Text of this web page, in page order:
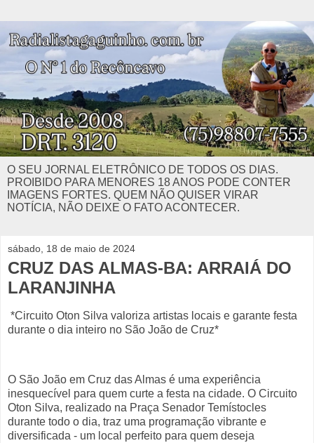
O SEU JORNAL ELETRÔNICO DE TODOS OS DIAS.
PROIBIDO PARA MENORES 18 ANOS PODE CONTER
IMAGENS FORTES. QUEM NÃO QUISER VIRAR
NOTÍCIA, NÃO DEIXE O FATO ACONTECER.
sábado, 18 de maio de 2024
CRUZ DAS ALMAS-BA: ARRAIÁ DO
LARANJINHA
*Circuito Oton Silva valoriza artistas locais e garante festa
durante o dia inteiro no São João de Cruz*
O São João em Cruz das Almas é uma experiência
inesquecível para quem curte a festa na cidade. O Circuito
Oton Silva, realizado na Praça Senador Temístocles
durante todo o dia, traz uma programação vibrante e
diversificada - um local perfeito para quem deseja